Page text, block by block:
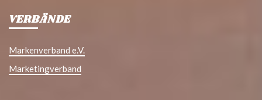
VERBÄNDE
Markenverband e.V.
Marketingverband